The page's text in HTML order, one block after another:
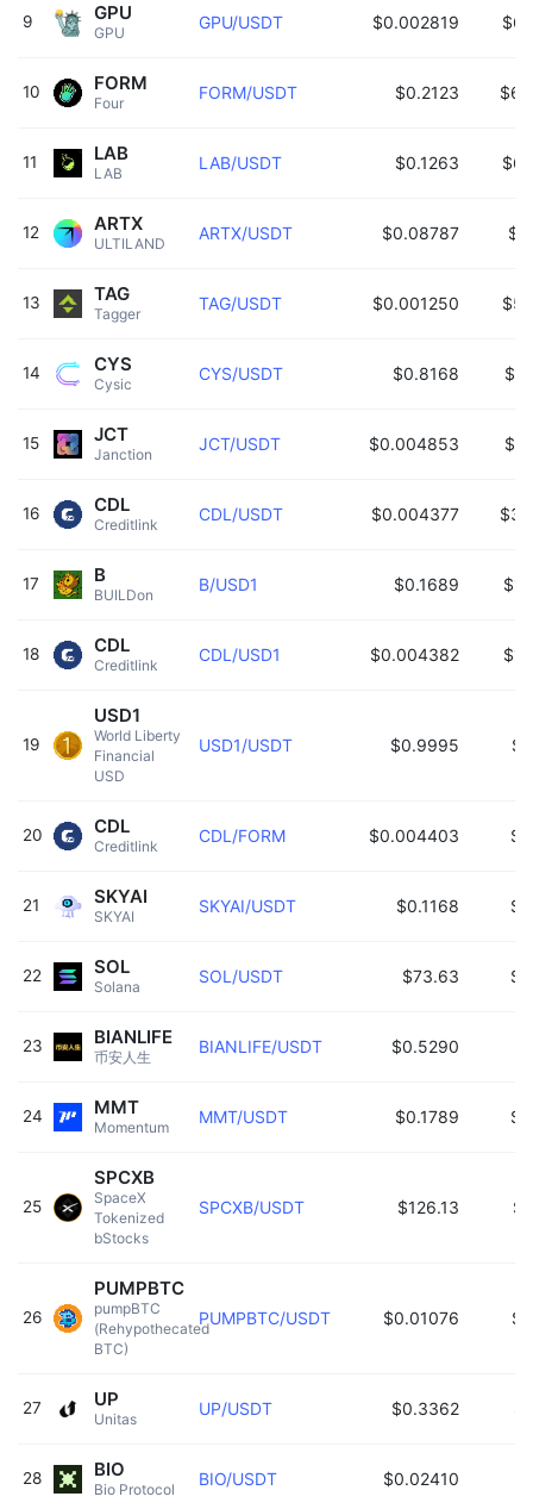
9
GPU
GPU GPU/USDT $0.002819
10
Four
FORM FORM/USDT $0.2123
11
LAB
LAB LAB/USDT $0.1263
12
ULTILAND
ARTX ARTX/USDT $0.08787
13
Tagger
TAG TAG/USDT $0.001250
14
Cysic
CYS CYS/USDT $0.8168
15
Janction
JCT JCT/USDT $0.004853
16
Creditlink
CDL CDL/USDT $0.004377
17
BUILDon
B B/USD1 $0.1689
18
Creditlink
CDL CDL/USD1 $0.004382
19
World Liberty
Financial
USD
USD1
USD1/USDT $0.9995
20
Creditlink
CDL CDL/FORM $0.004403
21
SKYAI
SKYAI SKYAI/USDT $0.1168
22
Solana
SOL SOL/USDT $73.63
23
币安人生
BIANLIFE BIANLIFE/USDT $0.5290
24
Momentum
MMT MMT/USDT $0.1789
25
SpaceX
Tokenized
bStocks
SPCXB
SPCXB/USDT $126.13
26
pumpBTC
(Rehypothecated
BTC)
PUMPBTC
PUMPBTC/USDT $0.01076
27
Unitas
UP UP/USDT $0.3362
28
Bio Protocol
BIO BIO/USDT $0.02410